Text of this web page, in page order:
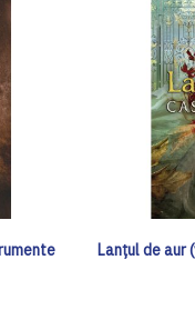
Lanțul de aur